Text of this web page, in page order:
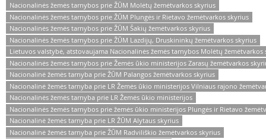
Nacionalinės žemės tarnybos prie ŽŪM Molėtų žemėtvarkos skyrius
Nacionalinės žemės tarnybos prie ŽŪM Plungės ir Rietavo žemėtvarkos skyrius
Nacionalinės žemės tarnybos prie ŽŪM Šakių žemėtvarkos skyrius
Nacionalinės žemės tarnybos prie ŽŪM Lazdijų, Druskininkų žemėtvarkos skyrius
Lietuvos valstybė, atstovaujama Nacionalinės žemės tarnybos Molėtų žemėtvarkos
Nacionalinės žemės tarnybos prie Žemės ūkio ministerijos Zarasų žemėtvarkos
Nacionalinė žemės tarnyba prie ŽŪM Palangos žemėtvarkos skyrius
Nacionalinė žemės tarnyba prie LR Žemės ūkio ministerijos Vilniaus rajono
Nacionalinės žemės tarnyba prie LR Žemės ūkio ministerijos
Nacionalinės žemės tarnybos prie žemės ūkio ministerijos Plungės ir Rietavo
Nacionalinė žemės tarnyba prie LR ŽŪM Alytaus skyrius
Nacionalinė žemės tarnyba prie ŽŪM Radviliškio žemėtvarkos skyrius